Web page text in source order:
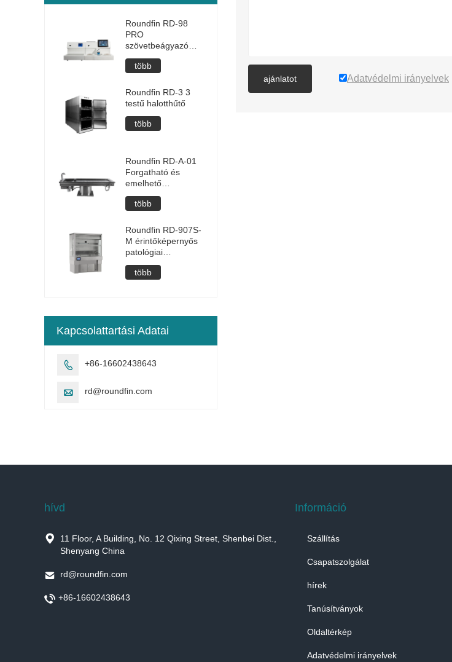
ajánlatot Adatvédelmi irányelvek
Roundfin RD-98
PRO
szövetbeágyazó
állomás
több
Roundfin RD-3 3
testű halotthűtő
több
Roundfin RD-A-01
Forgatható és
emelhető
boncasztal
több
Roundfin RD-907S-
M érintőképernyős
patológiai
makroszkópos
mintafeldolgozó
több
Kapcsolattartási Adatai
 +86-16602438643
 rd@roundfin.com
hívd

11 Floor, A Building, No. 12 Qixing Street, Shenbei Dist.,
Shenyang China
 rd@roundfin.com
 +86-16602438643
Információ
Szállítás
Csapatszolgálat
hírek
Tanúsítványok
Oldaltérkép
Adatvédelmi irányelvek